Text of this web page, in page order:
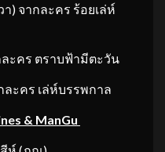
) จากละคร ร้อยเล่ห์
ะคร ตราบฟ้ามีตะวัน
ละคร เล่ห์บรรพกาล
& ManGu